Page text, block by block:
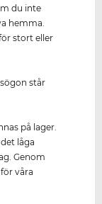
du inte
hemma.
stort eller
står
på lager.
låga
Genom
våra